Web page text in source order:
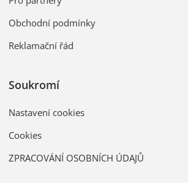
Obchodní podmínky
Reklamační řád
Soukromí
Nastavení cookies
Cookies
ZPRACOVÁNÍ OSOBNÍCH ÚDAJŮ